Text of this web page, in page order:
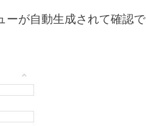
ーが自動生成されて確認で